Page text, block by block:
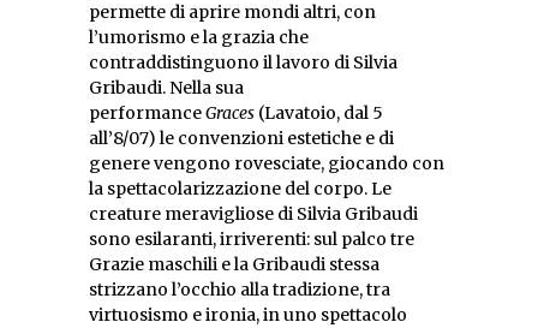
permette di aprire mondi altri, con
l’umorismo e la grazia che
contraddistinguono il lavoro di Silvia
Gribaudi. Nella sua
performanceGraces (Lavatoio, dal 5
all’8/07) le convenzioni estetiche e di
genere vengono rovesciate, giocando con
la spettacolarizzazione del corpo. Le
creature meravigliose di Silvia Gribaudi
sono esilaranti, irriverenti: sul palco tre
Grazie maschili e la Gribaudi stessa
strizzano l’occhio alla tradizione, tra
virtuosismo e ironia, in uno spettacolo